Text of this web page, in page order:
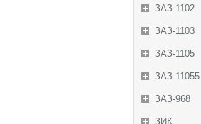
ЗАЗ-1102
ЗАЗ-1103
ЗАЗ-1105
ЗАЗ-11055
ЗАЗ-968
ЗИК